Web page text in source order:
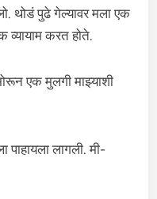
थोडं पुढे गेल्यावर मला एक
व्यायाम करत होते.
एक मुलगी माझ्याशी
पाहायला लागली. मी-